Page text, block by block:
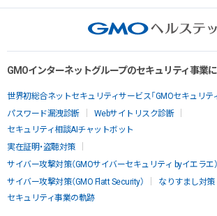
GMOインターネットグループのセキュリティ事業
世界初総合ネットセキュリティサービス「GMOセキュリテ
パスワード漏洩診断
Webサイトリスク診断
セキュリティ相談AIチャットボット
実在証明・盗聴対策
サイバー攻撃対策（GMOサイバーセキュリティ byイエラエ）
サイバー攻撃対策（GMO Flatt Security）
なりすまし対策
セキュリティ事業の軌跡